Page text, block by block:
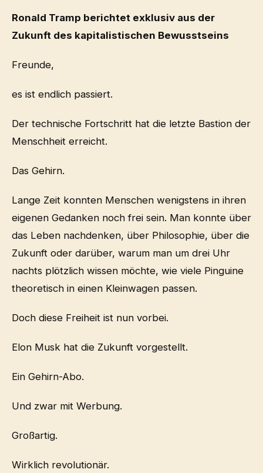
Ronald Tramp berichtet exklusiv aus der
Zukunft des kapitalistischen Bewusstseins
Freunde,
es ist endlich passiert.
Der technische Fortschritt hat die letzte Bastion der
Menschheit erreicht.
Das Gehirn.
Lange Zeit konnten Menschen wenigstens in ihren
eigenen Gedanken noch frei sein. Man konnte über
das Leben nachdenken, über Philosophie, über die
Zukunft oder darüber, warum man um drei Uhr
nachts plötzlich wissen möchte, wie viele Pinguine
theoretisch in einen Kleinwagen passen.
Doch diese Freiheit ist nun vorbei.
Elon Musk hat die Zukunft vorgestellt.
Ein Gehirn-Abo.
Und zwar mit Werbung.
Großartig.
Wirklich revolutionär.